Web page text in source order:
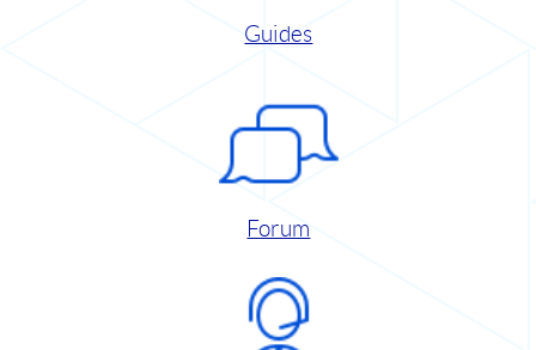
Guides
Forum